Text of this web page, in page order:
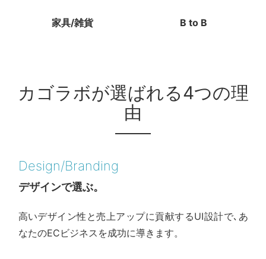
家具/雑貨 B to B
カゴラボが選ばれる4つの理
由
Design/Branding
デザインで選ぶ。
高いデザイン性と売上アップに貢献するUI設計で､あ
なたのECビジネスを成功に導きます。